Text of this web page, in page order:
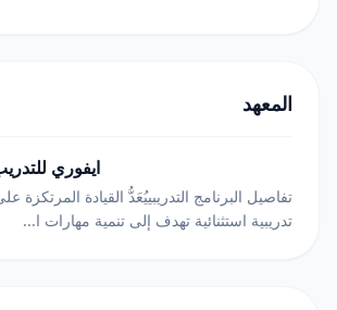
المعهد
ايفوري
تفاصيل البرنامج التدريبييُعَدُّ القيادة المرتكزة
تدريبية استثنائية تهدف إلى تنمية مهارات ا...